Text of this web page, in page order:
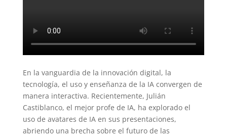
En la vanguardia de la innovación digital, la
tecnología, el uso y enseñanza de la IA convergen de
manera interactiva. Recientemente, Julián
Castiblanco, el mejor profe de IA, ha explorado el
uso de avatares de IA en sus presentaciones,
abriendo una brecha sobre el futuro de las